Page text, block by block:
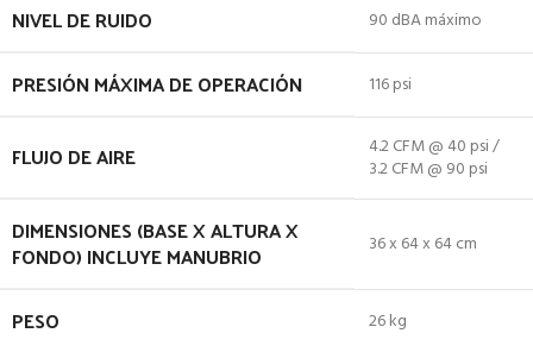
NIVEL DE RUIDO 90 dBA máximo
PRESIÓN MÁXIMA DE OPERACIÓN 116 psi
FLUJO DE AIRE
4.2 CFM @ 40 psi /
3.2 CFM @ 90 psi
DIMENSIONES (BASE X ALTURA X
FONDO) INCLUYE MANUBRIO 36 x 64 x 64 cm
PESO 26 kg